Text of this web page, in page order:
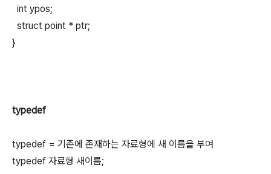
int ypos;
struct point * ptr;
}
typedef
typedef = 기존에 존재하는 자료형에 새 이름을 부여
typedef 자료형 새이름;